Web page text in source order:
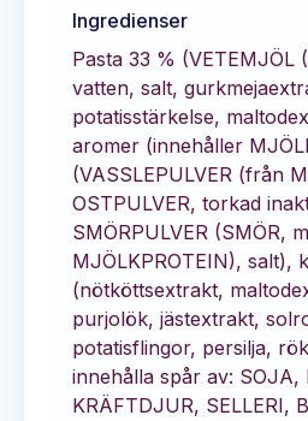
Ingredienser
Pasta 33 % (VETEMJÖL
vatten, salt,
potatisstärkelse,
aromer (innehåller
(VASSLEPULVER (från
OSTPULVER, torkad
SMÖRPULVER (SMÖR,
MJÖLKPROTEIN), salt),
(nötköttsextrakt,
purjolök, jästextrakt,
potatisflingor, persilja,
innehålla spår av: SOJA,
KRÄFTDJUR, SELLERI,